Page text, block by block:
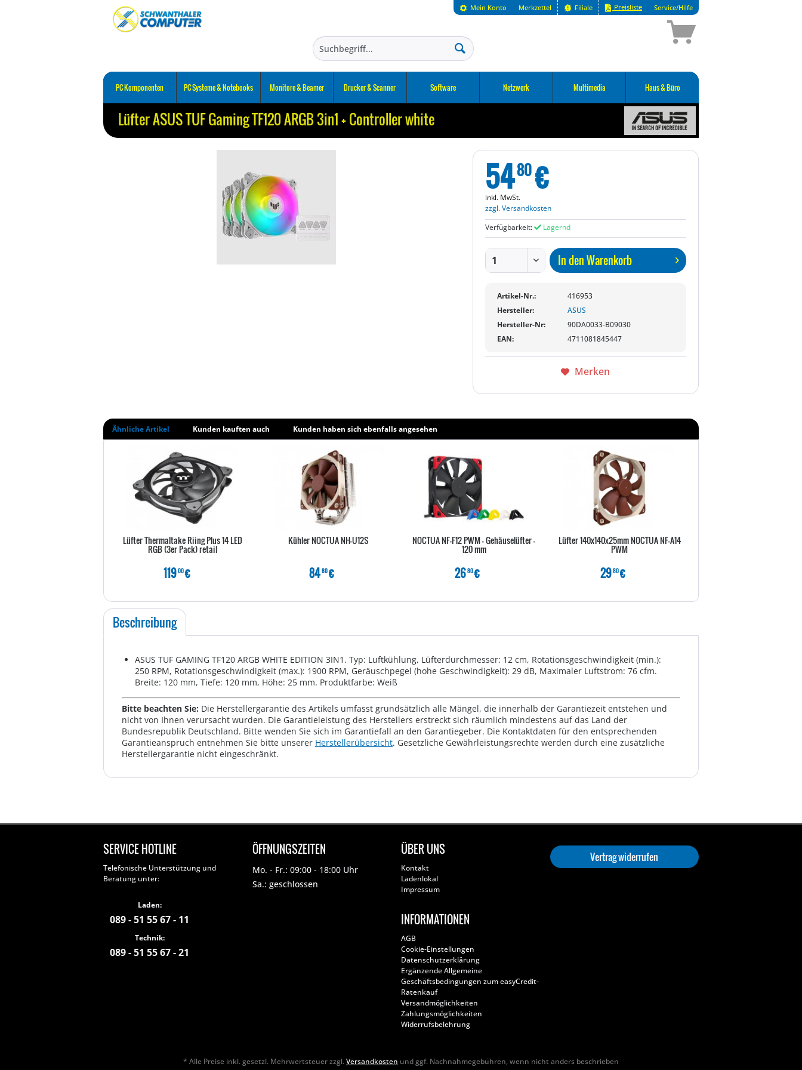
Mein Konto Merkzettel Filiale Preisliste Service/Hilfe
PC Komponenten PC Systeme & Notebooks Monitore & Beamer Drucker & Scanner Software Netzwerk Multimedia Haus & Büro
Lüfter ASUS TUF Gaming TF120 ARGB 3in1 + Controller white
5480€
inkl. MwSt.
zzgl. Versandkosten
Verfügbarkeit:
Lagernd
In denWarenkorb
Artikel-Nr.:
416953
Hersteller:
ASUS
Hersteller-Nr:
90DA0033-B09030
EAN:
4711081845447
Merken
Ähnliche Artikel Kunden kauften auch Kunden haben sich ebenfalls angesehen
Lüfter Thermaltake Riing Plus 14 LED
RGB (3er Pack) retail
11900€
Kühler NOCTUA NH-U12S
8480€
NOCTUA NF-F12 PWM - Gehäuselüfter -
120 mm
2680€
Lüfter 140x140x25mm NOCTUA NF-A14
PWM
2980€
Beschreibung
ASUS TUF GAMING TF120 ARGB WHITE EDITION 3IN1. Typ: Luftkühlung, Lüfterdurchmesser: 12 cm, Rotationsgeschwindigkeit (min.):
250 RPM, Rotationsgeschwindigkeit (max.): 1900 RPM, Geräuschpegel (hohe Geschwindigkeit): 29 dB, Maximaler Luftstrom: 76 cfm.
Breite: 120 mm, Tiefe: 120 mm, Höhe: 25 mm. Produktfarbe: Weiß
Bitte beachten Sie: Die Herstellergarantie des Artikels umfasst grundsätzlich alle Mängel, die innerhalb der Garantiezeit entstehen und
nicht von Ihnen verursacht wurden. Die Garantieleistung des Herstellers erstreckt sich räumlich mindestens auf das Land der
Bundesrepublik Deutschland. Bitte wenden Sie sich im Garantiefall an den Garantiegeber. Die Kontaktdaten für den entsprechenden
Garantieanspruch entnehmen Sie bitte unserer Herstellerübersicht. Gesetzliche Gewährleistungsrechte werden durch eine zusätzliche
Herstellergarantie nicht eingeschränkt.
SERVICE HOTLINE
Telefonische Unterstützung und
Beratung unter:
Laden:
089 - 51 55 67 - 11
Technik:
089 - 51 55 67 - 21
ÖFFNUNGSZEITEN
Mo. - Fr.: 09:00 - 18:00 Uhr
Sa.: geschlossen
ÜBER UNS
Kontakt
Ladenlokal
Impressum
INFORMATIONEN
AGB
Cookie-Einstellungen
Datenschutzerklärung
Ergänzende Allgemeine
Geschäftsbedingungen zum easyCredit-
Ratenkauf
Versandmöglichkeiten
Zahlungsmöglichkeiten
Widerrufsbelehrung
Vertrag widerrufen
* Alle Preise inkl. gesetzl. Mehrwertsteuer zzgl.Versandkosten und ggf. Nachnahmegebühren, wenn nicht anders beschrieben